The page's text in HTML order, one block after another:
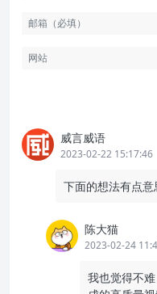
威言威语
2023-02-22 15:17:46
下面的想法有点意
陈大猫
2023-02-24
我也觉得不